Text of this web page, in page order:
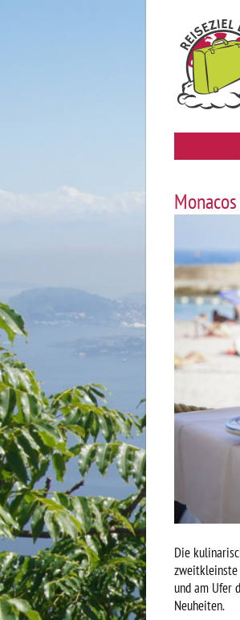
Die
zweitkleinste
und am Ufer
Neuheiten.